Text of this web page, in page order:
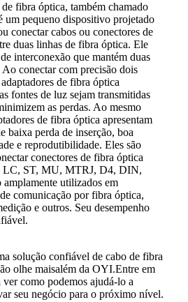
fibra óptica, também chamado
um pequeno dispositivo projetado
conectar cabos ou conectores de
duas linhas de fibra óptica. Ele
interconexão que mantém duas
conectar com precisão dois
de fibra óptica
fontes de luz sejam transmitidas
as perdas. Ao mesmo
de fibra óptica apresentam
baixa perda de inserção, boa
e reprodutibilidade. Eles são
conectores de fibra óptica
LC, ST, MU, MTRJ, D4, DIN,
amplamente utilizados em
comunicação por fibra óptica,
e outros. Seu desempenho
solução confiável de cabo de fibra
olhe maisalém da OYI.Entre em
como podemos ajudá-lo a
seu negócio para o próximo nível.